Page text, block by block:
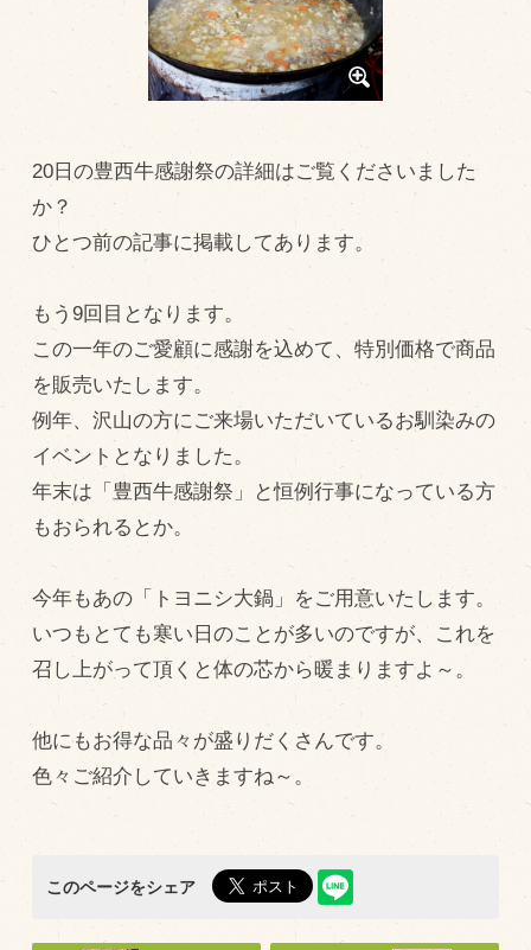
20日の豊西牛感謝祭の詳細はご覧くださいました
か？
ひとつ前の記事に掲載してあります。
もう9回目となります。
この一年のご愛顧に感謝を込めて、特別価格で商品
を販売いたします。
例年、沢山の方にご来場いただいているお馴染みの
イベントとなりました。
年末は「豊西牛感謝祭」と恒例行事になっている方
もおられるとか。
今年もあの「トヨニシ大鍋」をご用意いたします。
いつもとても寒い日のことが多いのですが、これを
召し上がって頂くと体の芯から暖まりますよ～。
他にもお得な品々が盛りだくさんです。
色々ご紹介していきますね～。
このページをシェア
お客様の声
オリジナル投稿レシピ
十勝帯広の観光
採用情報
牧場の仕事
牧場のご紹介
牧場の仕事
飼育している牛について
環境・堆肥リサイクル
食肉加工場を新設
衛生管理体制
業務管理体制
品質管理体制
最新の設備
商品のご紹介